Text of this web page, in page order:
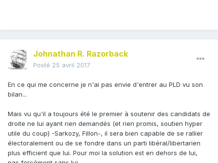
Johnathan R. Razorback
Posté 25 avril 2017
En ce qui me concerne je n'ai pas envie d'entrer au PLD vu son
bilan...
Mais vu qu'il a toujours été le premier à soutenir des candidats de
droite ne lui ayant rien demandés (et rien promis, soutien hyper
utile du coup) -Sarkozy, Fillon-, il sera bien capable de se rallier
électoralement ou de se fondre dans un parti libéral/libertarien
plus efficient que lui. Pour moi la solution est en dehors de lui,